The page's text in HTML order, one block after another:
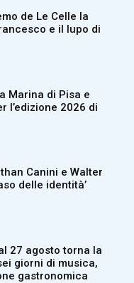
de Le Celle la
e il lupo di
Marina di Pisa e
l’edizione 2026 di
Canini e Walter
delle identità’
27 agosto torna la
giorni di musica,
gastronomica